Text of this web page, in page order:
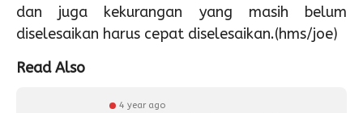
dan juga kekurangan yang masih belum
diselesaikan harus cepat diselesaikan.(hms/joe)
Read Also
4 year ago